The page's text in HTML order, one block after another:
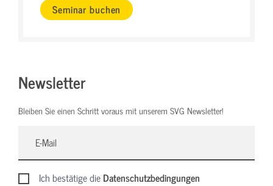
Seminar buchen
Newsletter
Bleiben Sie einen Schritt voraus mit unserem SVG Newsletter!
Ich bestätige dieDatenschutzbedingungen